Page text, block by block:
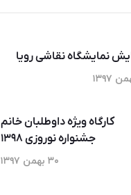
نمایشگاه نقاشی رویا
کارگاه ویژه داوطلبان خانم
جشنواره نوروزی ۱۳۹۸
۳۰ بهمن ۱۳۹۷